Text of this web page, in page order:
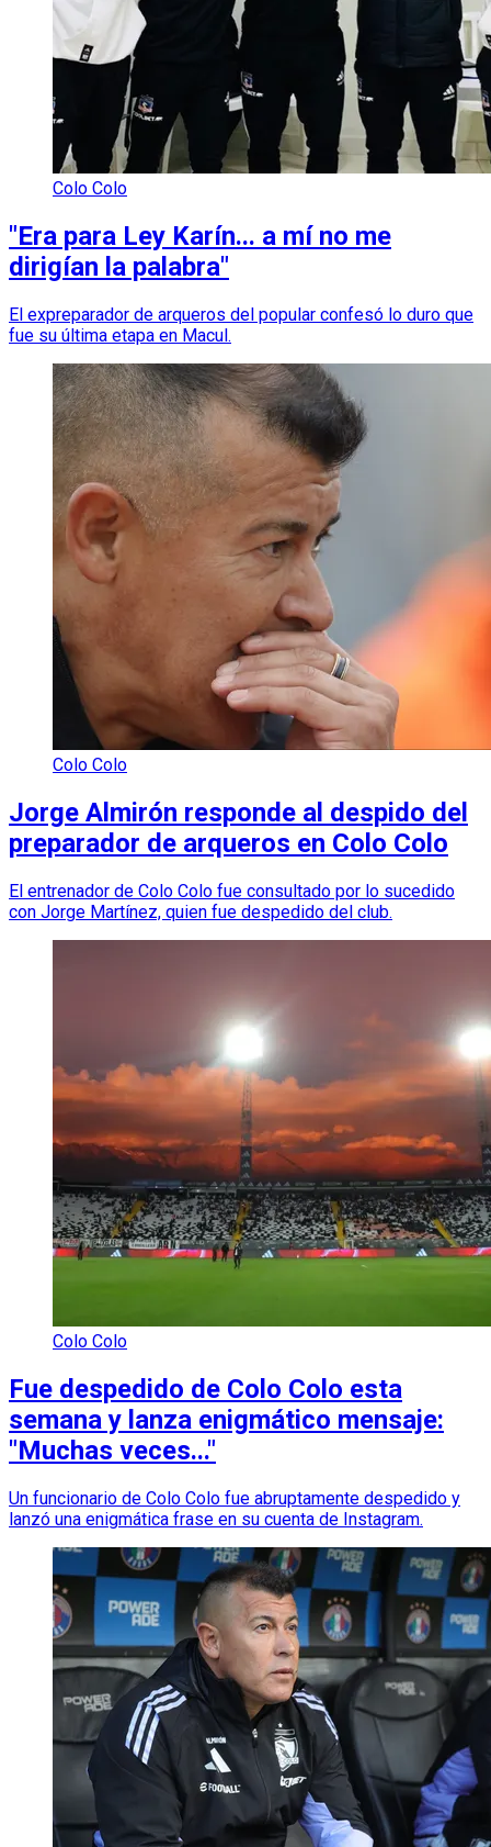
Colo Colo
"Era para Ley Karín... a mí no me
dirigían la palabra"
El expreparador de arqueros del popular confesó lo duro que
fue su última etapa en Macul.
Colo Colo
Jorge Almirón responde al despido del
preparador de arqueros en Colo Colo
El entrenador de Colo Colo fue consultado por lo sucedido
con Jorge Martínez, quien fue despedido del club.
Colo Colo
Fue despedido de Colo Colo esta
semana y lanza enigmático mensaje:
"Muchas veces..."
Un funcionario de Colo Colo fue abruptamente despedido y
lanzó una enigmática frase en su cuenta de Instagram.